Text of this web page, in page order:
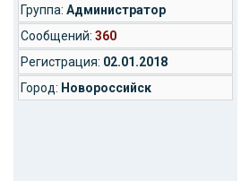
Группа: Администратор
Cообщений: 360
Регистрация: 02.01.2018
Город: Новороссийск